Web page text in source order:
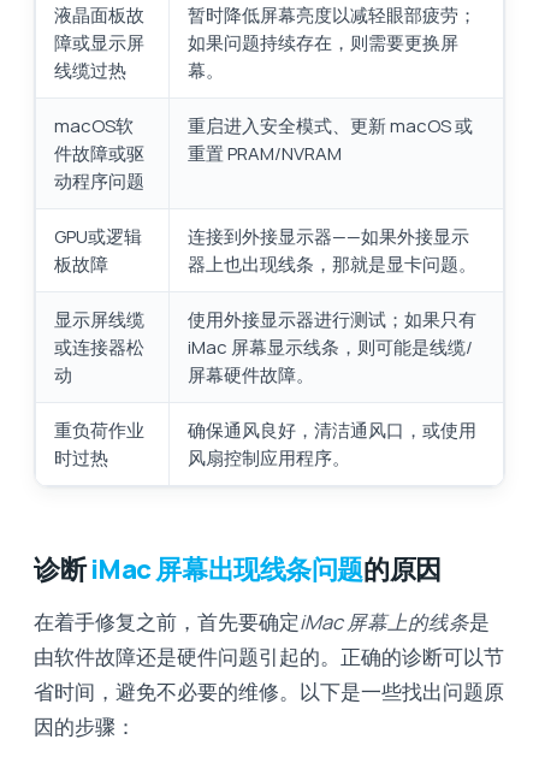
液晶面板故
障或显示屏
线缆过热
暂时降低屏幕亮度以减轻眼部疲劳；
如果问题持续存在，则需要更换屏
幕。
macOS软
件故障或驱
动程序问题
重启进入安全模式、更新 macOS 或
重置 PRAM/NVRAM
GPU或逻辑
板故障
连接到外接显示器——如果外接显示
器上也出现线条，那就是显卡问题。
显示屏线缆
或连接器松
动
使用外接显示器进行测试；如果只有
iMac 屏幕显示线条，则可能是线缆/
屏幕硬件故障。
重负荷作业
时过热
确保通风良好，清洁通风口，或使用
风扇控制应用程序。
诊断iMac 屏幕出现线条问题的原因
在着手修复之前，首先要确定iMac 屏幕上的线条是
由软件故障还是硬件问题引起的。正确的诊断可以节
省时间，避免不必要的维修。以下是一些找出问题原
因的步骤：